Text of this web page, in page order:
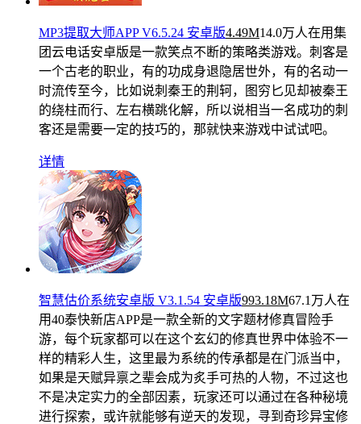
MP3提取大师APP V6.5.24 安卓版4.49M14.0万人在用集
团云电话安卓版是一款笑点不断的策略类游戏。刺客是
一个古老的职业，有的功成身退隐居世外，有的名动一
时流传至今，比如说刺秦王的荆轲，图穷匕见却被秦王
的绕柱而行、左右横跳化解，所以说相当一名成功的刺
客还是需要一定的技巧的，那就快来游戏中试试吧。
详情
智慧估价系统安卓版 V3.1.54 安卓版993.18M67.1万人在
用40泰快新店APP是一款全新的文字题材修真冒险手
游，每个玩家都可以在这个玄幻的修真世界中体验不一
样的精彩人生，这里最为系统的传承都是在门派当中，
如果是天赋异禀之辈会成为炙手可热的人物，不过这也
不是决定实力的全部因素，玩家还可以通过在各种秘境
进行探索，或许就能够有逆天的发现，寻到奇珍异宝修